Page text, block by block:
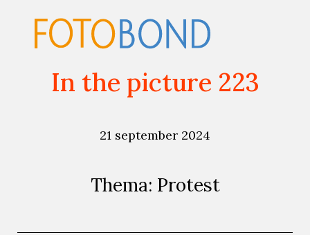
In the picture 223
21 september 2024
Thema: Protest